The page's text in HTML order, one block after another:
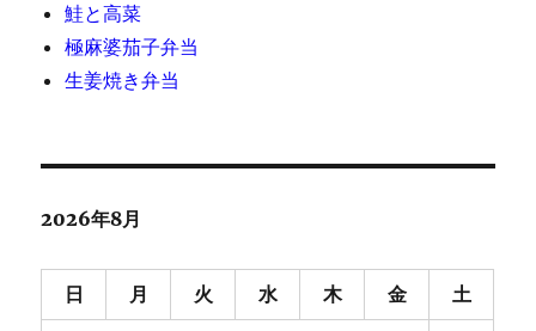
鮭と高菜
極麻婆茄子弁当
生姜焼き弁当
2026年8月
日 月 火 水 木 金 土